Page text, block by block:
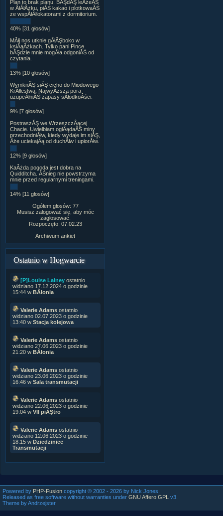
Plan to brak planu. BĂŞdĂŞ leÂżeĂŚ
w ÂłĂłÂżku, piĂŚ kakao i plotkowaĂŚ
ze wspĂłÂłlokatorami z dormitorium.
40% [31 głosów]
MĂłj nos utknie gÂłĂŞboko w
ksiÂąÂżkach. Tylko pani Pince
bĂŞdzie mnie mogÂła odgoniĂŚ od
czytania.
13% [10 głosów]
WymknĂŞ siĂŞ cicho do Miodowego
KrĂłlestwa. NajwyÂższa pora
uzupeÂłniĂŚ zapasy sÂłodkoÂści.
9% [7 głosów]
PostraszĂŞ we WrzeszczÂącej
Chacie. Uwielbiam oglÂądaĂŚ miny
przechodniĂłw, kiedy wydaje im siĂŞ,
Âże uciekajÂą od duchĂłw i upiorĂłw.
12% [9 głosów]
KaÂżda pogoda jest dobra na
Quidditcha. ÂŚnieg nie powstrzyma
mnie przed regularnymi treningami.
14% [11 głosów]
Ogółem głosów: 77
Musisz zalogować się, aby móc
zagłosować.
Rozpoczęto: 07.02.23
Archiwum ankiet
Ostatnio w Hogwarcie
[P]Louise Lainey ostatnio
widziano 17.12.2024 o godzinie
15:44 w BÂłonia
Valerie Adams ostatnio
widziano 02.07.2023 o godzinie
13:40 w Stacja kolejowa
Valerie Adams ostatnio
widziano 27.06.2023 o godzinie
21:20 w BÂłonia
Valerie Adams ostatnio
widziano 23.06.2023 o godzinie
16:46 w Sala transmutacji
Valerie Adams ostatnio
widziano 22.06.2023 o godzinie
19:04 w VII piĂŞtro
Valerie Adams ostatnio
widziano 12.06.2023 o godzinie
18:15 w Dziedziniec
Transmutacji
Powered by PHP-Fusion copyright © 2002 - 2026 by Nick Jones.
Released as free software without warranties under GNU Affero GPL
v3.
Theme by Andrzejster